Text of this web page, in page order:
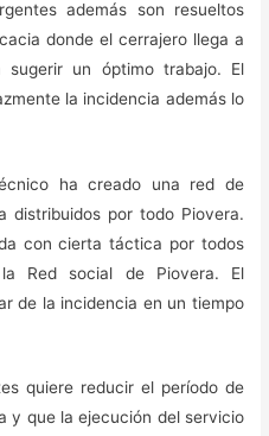
además son resueltos
donde el cerrajero llega a
sugerir un óptimo trabajo. El
la incidencia además lo
ha creado una red de
distribuidos por todo Piovera.
con cierta táctica por todos
Red social de Piovera. El
de la incidencia en un tiempo
quiere reducir el período de
y que la ejecución del servicio